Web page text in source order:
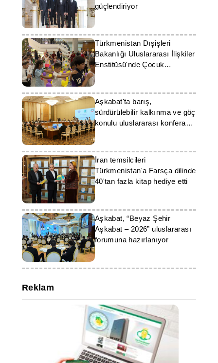
güçlendiriyor
Türkmenistan Dışişleri
Bakanlığı Uluslararası İlişkiler
Enstitüsü'nde Çocuk
Bayramı'na ithafen şenlikli bir
konser düzenlendi
Aşkabat'ta barış,
sürdürülebilir kalkınma ve göç
konulu uluslararası konferans
düzenlendi
İran temsilcileri
Türkmenistan'a Farsça dilinde
40'tan fazla kitap hediye etti
Aşkabat, “Beyaz Şehir
Aşkabat – 2026” uluslararası
forumuna hazırlanıyor
Reklam